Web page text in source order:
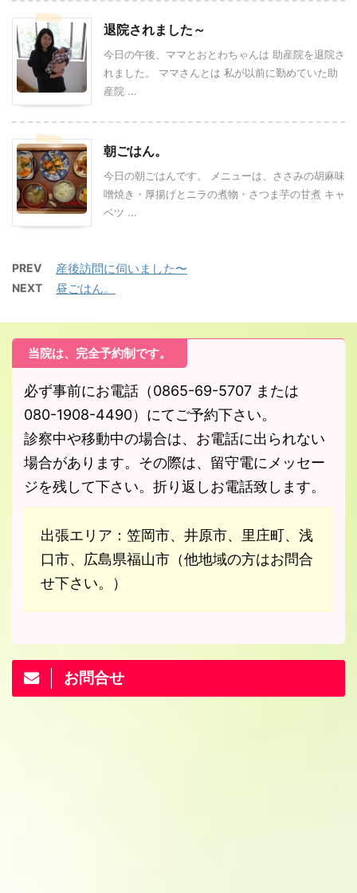
退院されました～
今日の午後、ママとおとわちゃんは 助産院を退院さ
れました。 ママさんとは 私が以前に勤めていた助
産院 ...
朝ごはん。
今日の朝ごはんです。 メニューは、ささみの胡麻味
噌焼き・厚揚げとニラの煮物・さつま芋の甘煮 キャ
ベツ ...
PREV 産後訪問に伺いました〜
NEXT 昼ごはん。
当院は、完全予約制です。
必ず事前にお電話（0865-69-5707 または
080-1908-4490）にてご予約下さい。
診察中や移動中の場合は、お電話に出られない
場合があります。その際は、留守電にメッセー
ジを残して下さい。折り返しお電話致します。
出張エリア：笠岡市、井原市、里庄町、浅
口市、広島県福山市（他地域の方はお問合
せ下さい。）
お問合せ